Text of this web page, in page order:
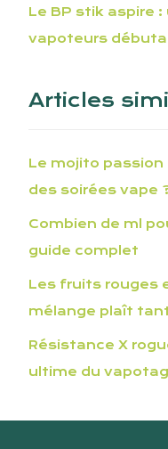
Le BP stik aspire
vapoteurs
Articles
Le mojito
des soirées vape
Combien de ml
guide complet
Les fruits rouges
mélange plaît
Résistance X
ultime du